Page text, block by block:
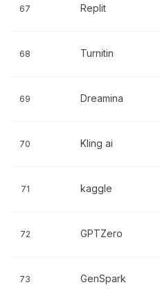
67 Replit
68 Turnitin
69 Dreamina
70 Kling ai
71 kaggle
72 GPTZero
73 GenSpark